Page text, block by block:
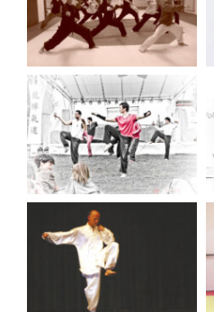
Therapie
Lehrer
Mediathek
Kontakt